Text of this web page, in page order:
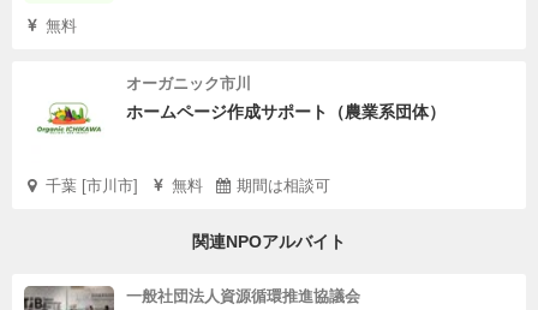
無料
オーガニック市川
ホームページ作成サポート（農業系団体）
千葉 [市川市] 無料 期間は相談可
関連NPOアルバイト
一般社団法人資源循環推進協議会